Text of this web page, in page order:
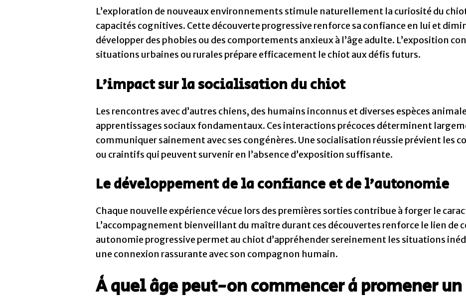
L’exploration de nouveaux environnements stimule naturellement la curiosité du
capacités cognitives. Cette découverte progressive renforce sa confiance en lui et
développer des phobies ou des comportements anxieux à l’âge adulte. L’exposition
situations urbaines ou rurales prépare efficacement le chiot aux défis futurs.
L’impact sur la socialisation du chiot
Les rencontres avec d’autres chiens, des humains inconnus et diverses espèces
apprentissages sociaux fondamentaux. Ces interactions précoces déterminent
communiquer sainement avec ses congénères. Une socialisation réussie prévient les
ou craintifs qui peuvent survenir en l’absence d’exposition suffisante.
Le développement de la confiance et de l’autonomie
Chaque nouvelle expérience vécue lors des premières sorties contribue à forger le
L’accompagnement bienveillant du maître durant ces découvertes renforce le lien de
autonomie progressive permet au chiot d’appréhender sereinement les situations
une connexion rassurante avec son compagnon humain.
À quel âge peut-on commencer à promener